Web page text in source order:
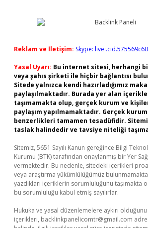
Reklam ve İletişim: Skype:
Yasal Uyarı: Bu internet sitesi, herhangi
veya şahıs şirketi ile hiçbir bağlantısı
Sitede yalnızca kendi hazırladığımız
paylaşılmaktadır. Burada yer alan
taşımamakta olup, gerçek kurum ve
paylaşım yapılmamaktadır. Gerçek
benzerlikleri tamamen tesadüfidir.
taslak halindedir ve tavsiye niteliği
Sitemiz, 5651 Sayılı Kanun gereğince Bilgi
Kurumu (BTK) tarafından onaylanmış bir Yer
vermektedir. Bu nedenle, sitedeki içerikleri
veya araştırma yükümlülüğümüz
yazdıkları içeriklerin sorumluluğunu taşımakta
bu sorumluluğu kabul etmiş sayılırlar.
Hukuka ve yasal düzenlemelere aykırı
içerikleri, backlinkpanelicomtr@gmail.com